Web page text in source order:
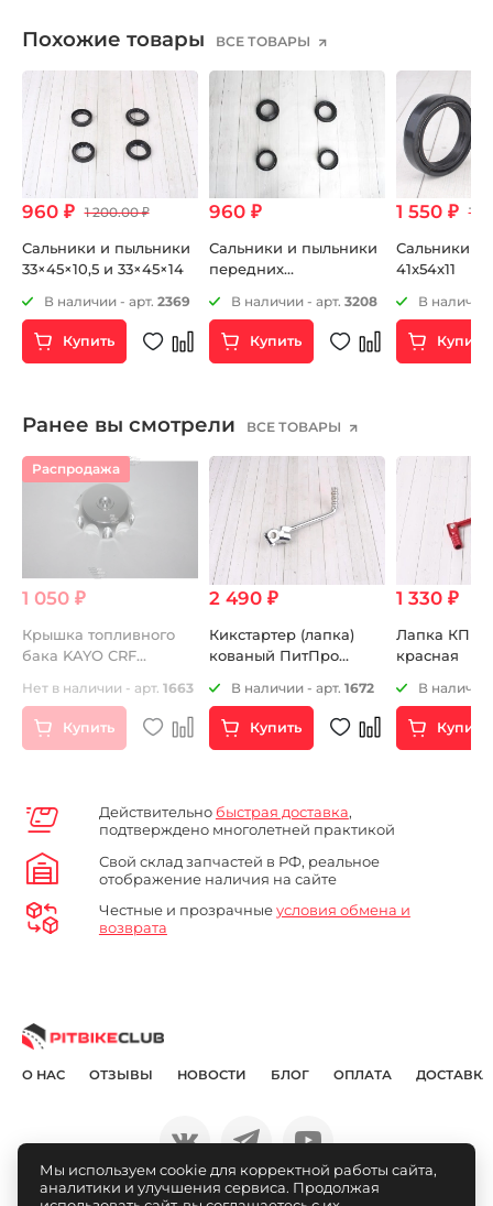
Похожие товары ВСЕ ТОВАРЫ
960 ₽ 1 200.00 ₽
Сальники и пыльники
33×45×10,5 и 33×45×14
В наличии - арт. 2369
Купить
960 ₽
Сальники и пыльники
передних
(перьев вилки) 33 46 11
В наличии - арт. 3208
Купить
1 550 ₽ 1
Сальники
41x54x11
В наличии
Купить
Ранее вы смотрели ВСЕ ТОВАРЫ
Распродажа
1 050 ₽
Крышка топливного
бака KAYO CRF
Нет в наличии - арт. 1663
Купить
2 490 ₽
Кикстартер (лапка)
кованый ПитПро
В наличии - арт. 1672
Купить
1 330 ₽
Лапка КПП
красная
В наличии
Купить
Действительно быстрая доставка,
подтверждено многолетней практикой
Свой склад запчастей в РФ, реальное
отображение наличия на сайте
Честные и прозрачныеусловия обмена и
возврата
О НАС ОТЗЫВЫ НОВОСТИ БЛОГ ОПЛАТА ДОСТАВКА
© Pitbikeclub.ru 2012-2026
Мы используем cookie для корректной работы сайта,
аналитики и улучшения сервиса. Продолжая